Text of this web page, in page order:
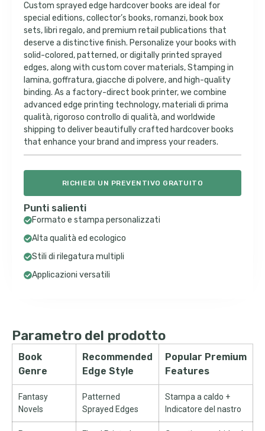
Custom sprayed edge hardcover books are ideal for
special editions,collector’s books, romanzi, book box
sets, libri regalo,and premium retail publications that
deserve a distinctive finish. Personalize your books with
solid-colored,patterned,or digitally printed sprayed
edges,along with custom cover materials, Stamping in
lamina, goffratura, giacche di polvere,and high-quality
binding. As a factory-direct book printer,we combine
advanced edge printing technology, materiali di prima
qualità, rigoroso controllo di qualità,and worldwide
shipping to deliver beautifully crafted hardcover books
that enhance your brand and impress your readers.
RICHIEDI UN PREVENTIVO GRATUITO
Punti salienti
Formato e stampa personalizzati
Alta qualità ed ecologico
Stili di rilegatura multipli
Applicazioni versatili
Parametro del prodotto
Book
Genre
Recommended
Edge Style
Popular Premium
Features
Fantasy
Novels
Patterned
Sprayed Edges
Stampa a caldo +
Indicatore del nastro